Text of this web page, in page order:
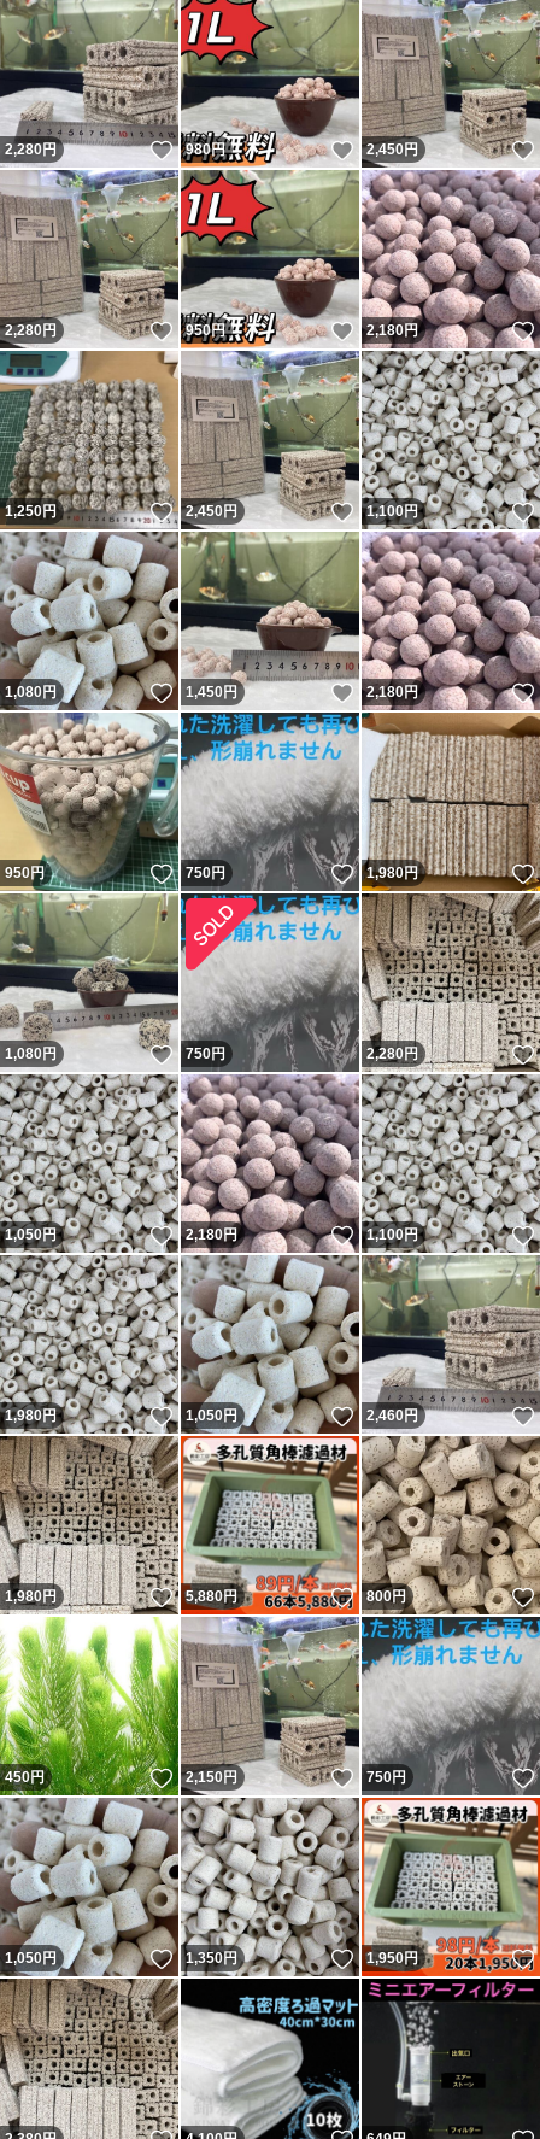
2,280円 いいね！
980円 いいね！
2,450円
2,280円 いいね！
950円 いいね！
2,180円
1,250円 いいね！
2,450円 いいね！
1,100円
1,080円 いいね！
1,450円 いいね！
2,180円
950円 いいね！
750円 いいね！
1,980円
1,080円 いいね！
750円 2,280円
1,050円 いいね！
2,180円 いいね！
1,100円
1,980円 いいね！
1,050円 いいね！
2,460円
1,980円 いいね！
5,880円 いいね！
800円
450円 いいね！
2,150円 いいね！
750円
1,050円 いいね！
1,350円 いいね！
1,950円